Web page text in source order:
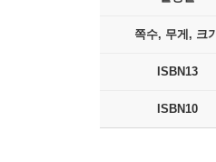
쪽수, 무게, 크기
ISBN13
ISBN10